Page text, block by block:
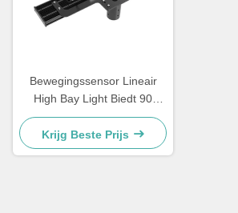
Bewegingssensor Lineair
High Bay Light Biedt 90
graden of 120 graden
Beamangle Geschikt voor
magazijn gangpaden en
Krijg Beste Prijs